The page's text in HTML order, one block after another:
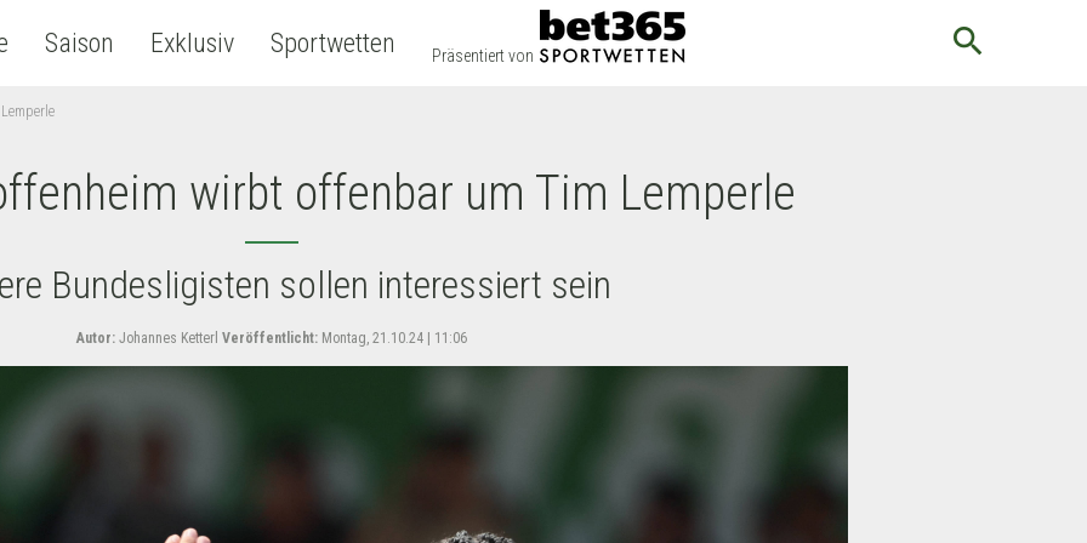
Saison Exklusiv Sportwetten Präsentiert von search
wirbt offenbar um Tim Lemperle
Bundesligisten sollen interessiert sein
Autor: Johannes Ketterl Veröffentlicht: Montag, 21.10.24 | 11:06